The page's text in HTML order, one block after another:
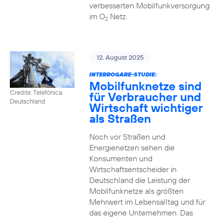
verbesserten Mobilfunkversorgung
im O2Netz.
Credits: Telefónica
Deutschland
12. August 2025
INTERROGARE-STUDIE:
Mobilfunknetze sind
für Verbraucher und
Wirtschaft wichtiger
als Straßen
Noch vor Straßen und
Energienetzen sehen die
Konsumenten und
Wirtschaftsentscheider in
Deutschland die Leistung der
Mobilfunknetze als größten
Mehrwert im Lebensalltag und für
das eigene Unternehmen. Das